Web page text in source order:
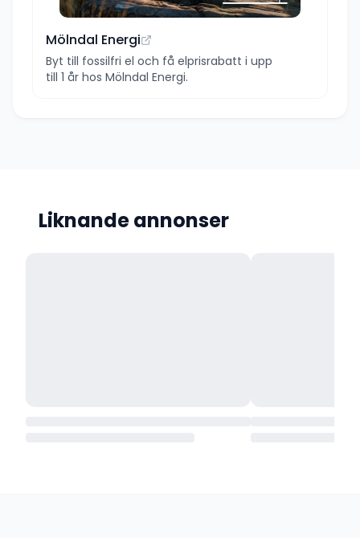
Mölndal Energi
Byt till fossilfri el och få elprisrabatt i upp
till 1 år hos Mölndal Energi.
Liknande annonser